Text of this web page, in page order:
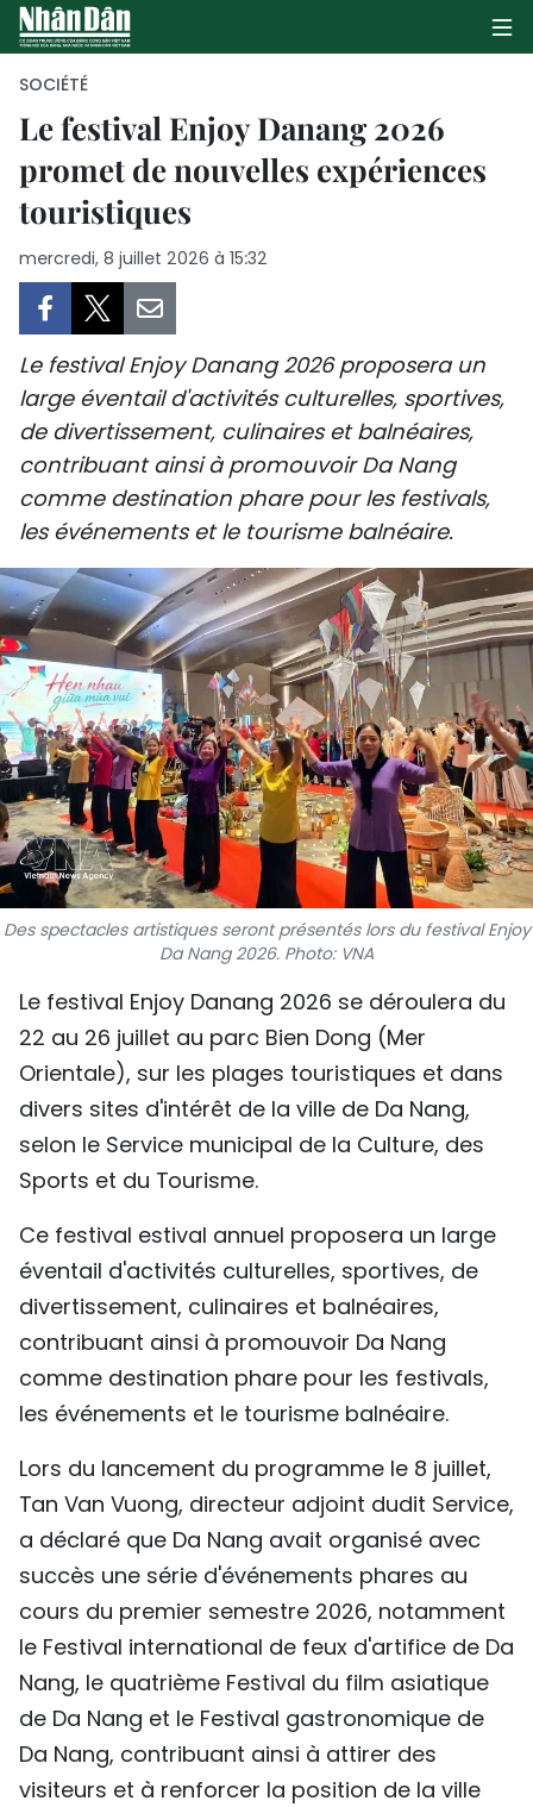
PAGE D'ACCUEIL
CULTURE
TOURISME
ENVIRONNEMENT
SPORT
FRANCOPHONIE
PAYS NATAL
INTERNATIONAL
MÉGASTORIE
INFOGRAPHIE
PHOTO
VIDÉO
À PROPOS DU "PEUPLE"
TIẾNG VIỆT
ENGLISH
РУССКИЙ
SOCIÉTÉ
Le festival Enjoy Danang 2026
promet de nouvelles expériences
touristiques
mercredi, 8 juillet 2026 à 15:32
Le festival Enjoy Danang 2026 proposera un
large éventail d'activités culturelles, sportives,
de divertissement, culinaires et balnéaires,
contribuant ainsi à promouvoir Da Nang
comme destination phare pour les festivals,
les événements et le tourisme balnéaire.
Des spectacles artistiques seront présentés lors du festival Enjoy
Da Nang 2026. Photo: VNA
Le festival Enjoy Danang 2026 se déroulera du
22 au 26 juillet au parc Bien Dong (Mer
Orientale), sur les plages touristiques et dans
divers sites d'intérêt de la ville de Da Nang,
selon le Service municipal de la Culture, des
Sports et du Tourisme.
Ce festival estival annuel proposera un large
éventail d'activités culturelles, sportives, de
divertissement, culinaires et balnéaires,
contribuant ainsi à promouvoir Da Nang
comme destination phare pour les festivals,
les événements et le tourisme balnéaire.
Lors du lancement du programme le 8 juillet,
Tan Van Vuong, directeur adjoint dudit Service,
a déclaré que Da Nang avait organisé avec
succès une série d'événements phares au
cours du premier semestre 2026, notamment
le Festival international de feux d'artifice de Da
Nang, le quatrième Festival du film asiatique
de Da Nang et le Festival gastronomique de
Da Nang, contribuant ainsi à attirer des
visiteurs et à renforcer la position de la ville